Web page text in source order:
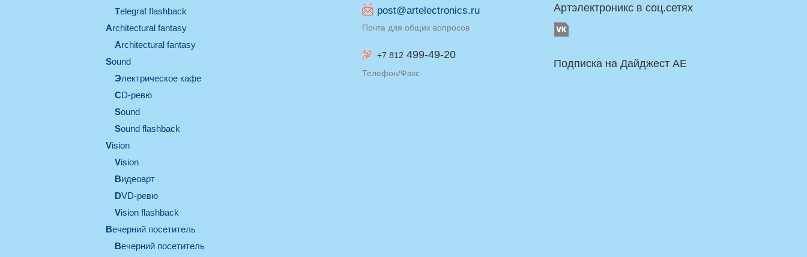
Telegraf flashback
architectural fantasy
architectural fantasy
sound
электрическое кафе
CD-ревю
sound
Sound flashback
vision
vision
видеоарт
DVD-ревю
Vision flashback
вечерний посетитель
вечерний посетитель
post@artelectronics.ru
Почта для общих вопросов
+7 812 499-49-20
Телефон/Факс
Артэлектроникс в соц.сетях
Подписка на Дайджест AE